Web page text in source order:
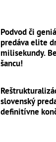
Podvod či
predáva elite
milisekundy.
šancu!
slovenský
definitívne